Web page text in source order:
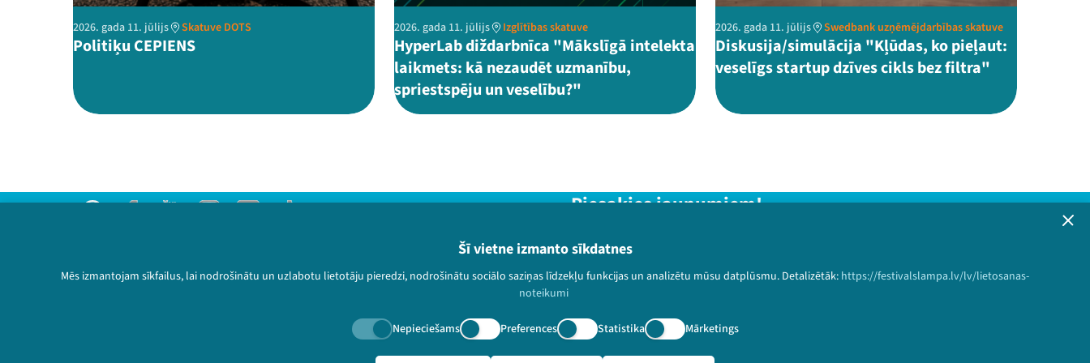
Šī vietne izmanto sīkdatnes
Mēs izmantojam sīkfailus, lai nodrošinātu un uzlabotu lietotāju pieredzi, nodrošinātu sociālo saziņas līdzekļu funkcijas un analizētu mūsu datplūsmu. Detalizētāk: https://festivalslampa.lv/lv/lietosanas-
noteikumi
Nepieciešams Preferences Statistika Mārketings
2026. gada 11. jūlijs Skatuve DOTS
Politiķu CEPIENS
2026. gada 11. jūlijs Izglītības skatuve
HyperLab diždarbnīca "Mākslīgā intelekta
laikmets: kā nezaudēt uzmanību,
spriestspēju un veselību?"
2026. gada 11. jūlijs Swedbank uzņēmējdarbības skatuve
Diskusija/simulācija "Kļūdas, ko pieļaut:
veselīgs startup dzīves cikls bez filtra"
Privātuma politika
Lietošanas noteikumi un sīkdatņu politika
© 2026 Sarunu festivāls LAMPA Visas tiesības paturētas.
Piesakies jaunumiem!
Nepalaid garām aktuālāko informāciju!
Pieteikties